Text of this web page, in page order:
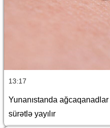
13:17
Yunanıstanda
sürətlə yayılır